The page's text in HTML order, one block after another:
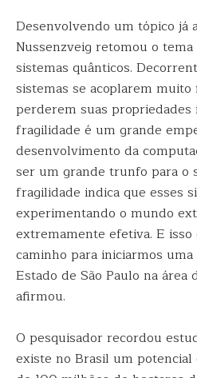
Desenvolvendo um tópico já
Nussenzveig retomou o
sistemas quânticos.
sistemas se acoplarem
perderem suas
fragilidade é um grande
desenvolvimento da
ser um grande trunfo para o
fragilidade indica que esses
experimentando o mundo
extremamente efetiva. E
caminho para iniciarmos
Estado de São Paulo na área
afirmou.
O pesquisador recordou
existe no Brasil um potencial